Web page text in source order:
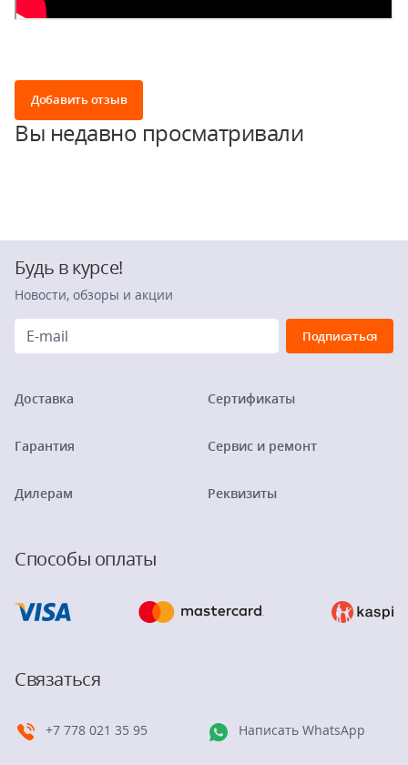
Добавить отзыв
Вы недавно просматривали
Будь в курсе!
Новости, обзоры и акции
Доставка
Гарантия
Дилерам
Сертификаты
Сервис и ремонт
Реквизиты
Способы оплаты
Связаться
+7 778 021 35 95 Написать WhatsApp